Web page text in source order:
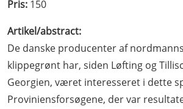
Pris: 150
Artikel/abstract:
De danske producenter af
klippegrønt har, siden Løfting og
Georgien, været interesseret i dette
Proviniensforsøgene, der var